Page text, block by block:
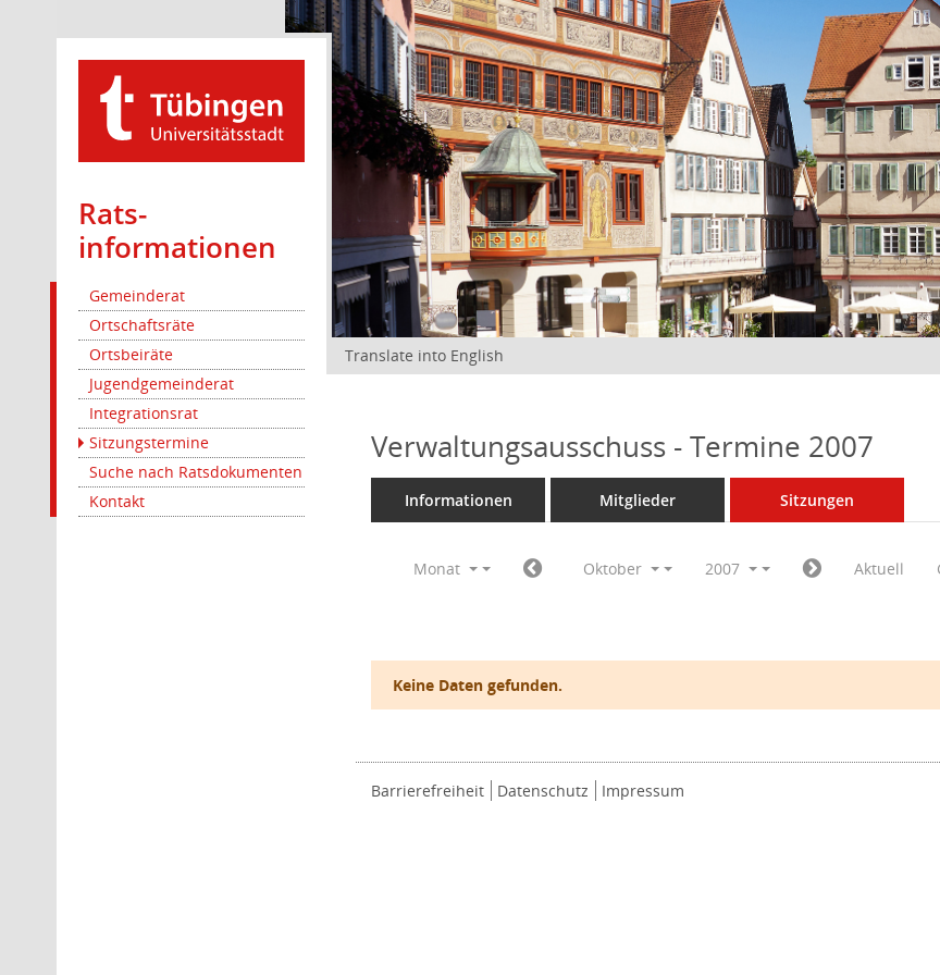
Rats­
informationen
Gemeinderat
Ortschaftsräte
Ortsbeiräte
Jugendgemeinderat
Integrationsrat
Sitzungstermine
Suche nach Ratsdokumenten
Kontakt
Translate into English
Verwaltungsausschuss - Termine 2007
Informationen Mitglieder Sitzungen
Monat Oktober 2007 Aktuell
Keine Daten gefunden.
Barrierefreiheit Datenschutz Impressum